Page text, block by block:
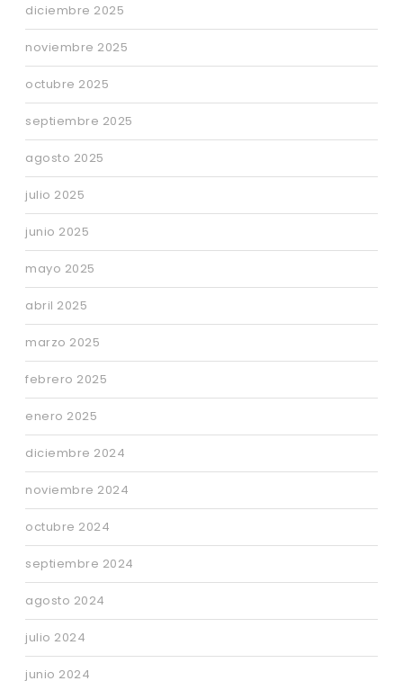
diciembre 2025
noviembre 2025
octubre 2025
septiembre 2025
agosto 2025
julio 2025
junio 2025
mayo 2025
abril 2025
marzo 2025
febrero 2025
enero 2025
diciembre 2024
noviembre 2024
octubre 2024
septiembre 2024
agosto 2024
julio 2024
junio 2024